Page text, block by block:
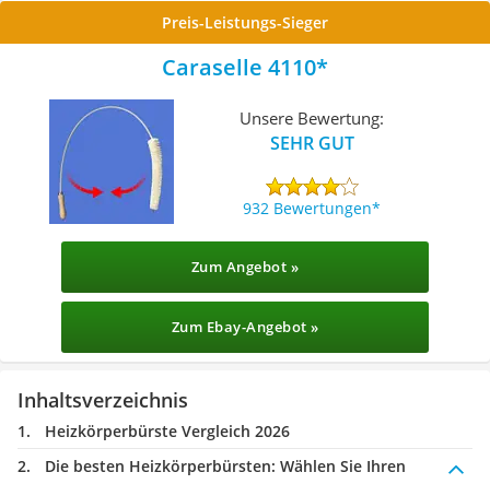
Preis-Leistungs-Sieger
Caraselle 4110
Unsere Bewertung:
SEHR GUT
932 Bewertungen
Zum Angebot »
Zum Ebay-Angebot »
Inhaltsverzeichnis
Heizkörperbürste Vergleich 2026
Die besten Heizkörperbürsten: Wählen Sie Ihren